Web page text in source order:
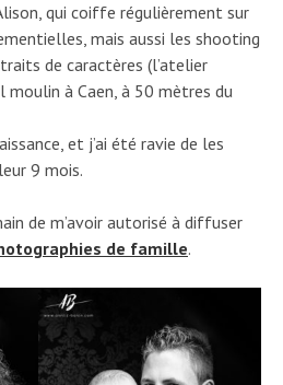
qui coiffe régulièrement sur
mais aussi les shooting
de caractères (l’atelier
moulin à Caen, à 50 mètres du
et j’ai été ravie de les
9 mois.
de m’avoir autorisé à diffuser
de famille.